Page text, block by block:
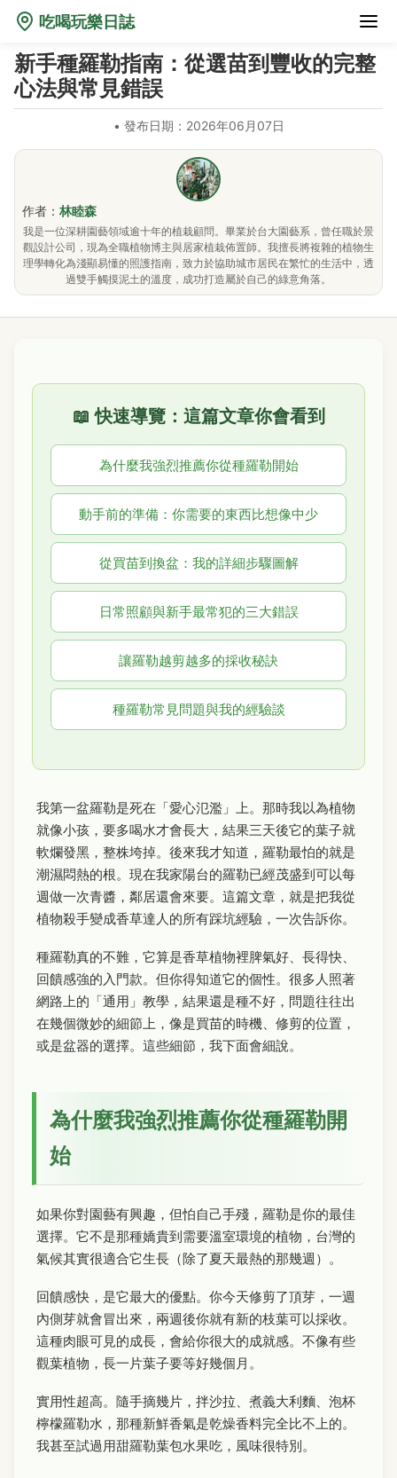
吃喝玩樂日誌
新手種羅勒指南：從選苗到豐收的完整
心法與常見錯誤
• 發布日期：2026年06月07日
作者： 林睦森
我是一位深耕園藝領域逾十年的植栽顧問。畢業於台大園藝系，曾任職於景
觀設計公司，現為全職植物博主與居家植栽佈置師。我擅長將複雜的植物生
理學轉化為淺顯易懂的照護指南，致力於協助城市居民在繁忙的生活中，透
過雙手觸摸泥土的溫度，成功打造屬於自己的綠意角落。
📖 快速導覽：這篇文章你會看到
為什麼我強烈推薦你從種羅勒開始
動手前的準備：你需要的東西比想像中少
從買苗到換盆：我的詳細步驟圖解
日常照顧與新手最常犯的三大錯誤
讓羅勒越剪越多的採收秘訣
種羅勒常見問題與我的經驗談
我第一盆羅勒是死在「愛心氾濫」上。那時我以為植物
就像小孩，要多喝水才會長大，結果三天後它的葉子就
軟爛發黑，整株垮掉。後來我才知道，羅勒最怕的就是
潮濕悶熱的根。現在我家陽台的羅勒已經茂盛到可以每
週做一次青醬，鄰居還會來要。這篇文章，就是把我從
植物殺手變成香草達人的所有踩坑經驗，一次告訴你。
種羅勒真的不難，它算是香草植物裡脾氣好、長得快、
回饋感強的入門款。但你得知道它的個性。很多人照著
網路上的「通用」教學，結果還是種不好，問題往往出
在幾個微妙的細節上，像是買苗的時機、修剪的位置，
或是盆器的選擇。這些細節，我下面會細說。
為什麼我強烈推薦你從種羅勒開
始
如果你對園藝有興趣，但怕自己手殘，羅勒是你的最佳
選擇。它不是那種嬌貴到需要溫室環境的植物，台灣的
氣候其實很適合它生長（除了夏天最熱的那幾週）。
回饋感快，是它最大的優點。你今天修剪了頂芽，一週
內側芽就會冒出來，兩週後你就有新的枝葉可以採收。
這種肉眼可見的成長，會給你很大的成就感。不像有些
觀葉植物，長一片葉子要等好幾個月。
實用性超高。隨手摘幾片，拌沙拉、煮義大利麵、泡杯
檸檬羅勒水，那種新鮮香氣是乾燥香料完全比不上的。
我甚至試過用甜羅勒葉包水果吃，風味很特別。